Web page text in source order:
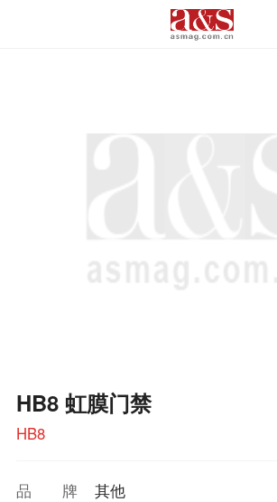
HB8 虹膜门禁
HB8
品牌
其他